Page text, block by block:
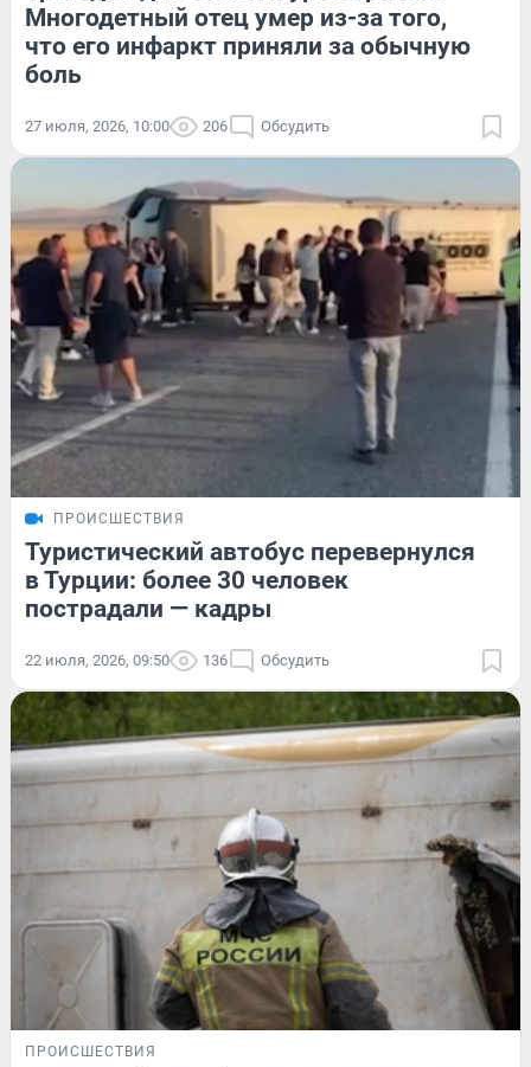
Многодетный отец умер из-за того,
что его инфаркт приняли за обычную
боль
27 июля, 2026, 10:00 206 Обсудить
ПРОИСШЕСТВИЯ
Туристический автобус перевернулся
в Турции: более 30 человек
пострадали — кадры
22 июля, 2026, 09:50 136 Обсудить
ПРОИСШЕСТВИЯ